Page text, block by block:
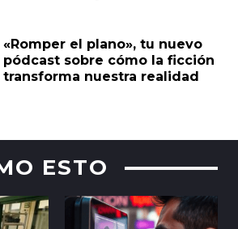
«Romper el plano», tu nuevo
pódcast sobre cómo la ficción
transforma nuestra realidad
ESTO